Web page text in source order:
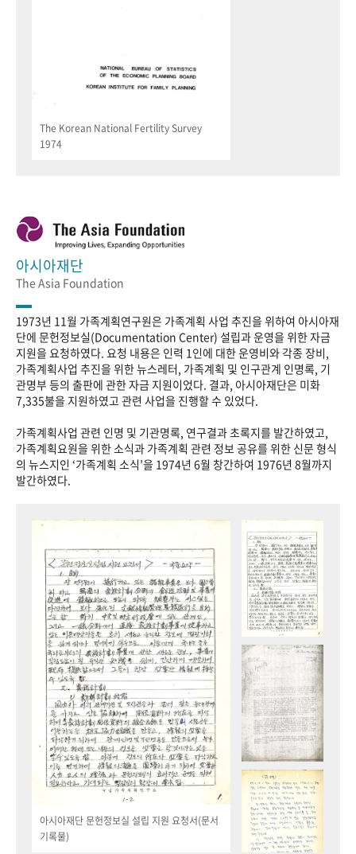
The Korean National Fertility Survey
1974
아시아재단
The Asia Foundation
1973년 11월 가족계획연구원은 가족계획 사업 추진을 위하여 아시아재
단에 문헌정보실(Documentation Center) 설립과 운영을 위한 자금
지원을 요청하였다. 요청 내용은 인력 1인에 대한 운영비와 각종 장비,
가족계획사업 추진을 위한 뉴스레터, 가족계획 및 인구관계 인명록, 기
관명부 등의 출판에 관한 자금 지원이었다. 결과, 아시아재단은 미화
7,335불을 지원하였고 관련 사업을 진행할 수 있었다.
가족계획사업 관련 인명 및 기관명록, 연구결과 초록지를 발간하였고,
가족계획요원을 위한 소식과 가족계획 관련 정보 공유를 위한 신문 형식
의 뉴스지인 ‘가족계획 소식’을 1974년 6월 창간하여 1976년 8월까지
발간하였다.
아시아재단 문헌정보실 설립 지원 요청서(문서
기록물)